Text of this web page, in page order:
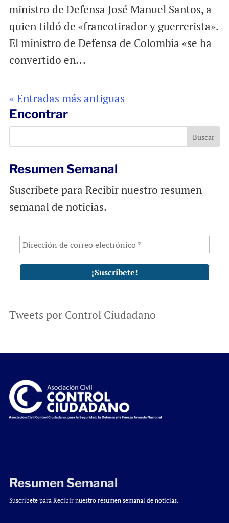
ministro de Defensa José Manuel Santos, a
quien tildó de «francotirador y guerrerista».
El ministro de Defensa de Colombia «se ha
convertido en...
« Entradas más antiguas
Encontrar
Resumen Semanal
Suscríbete para Recibir nuestro resumen
semanal de noticias.
Tweets por Control Ciudadano
Resumen Semanal
Suscríbete para Recibir nuestro resumen semanal de noticias.